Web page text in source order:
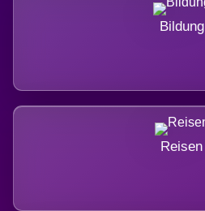
Bildung
Reisen